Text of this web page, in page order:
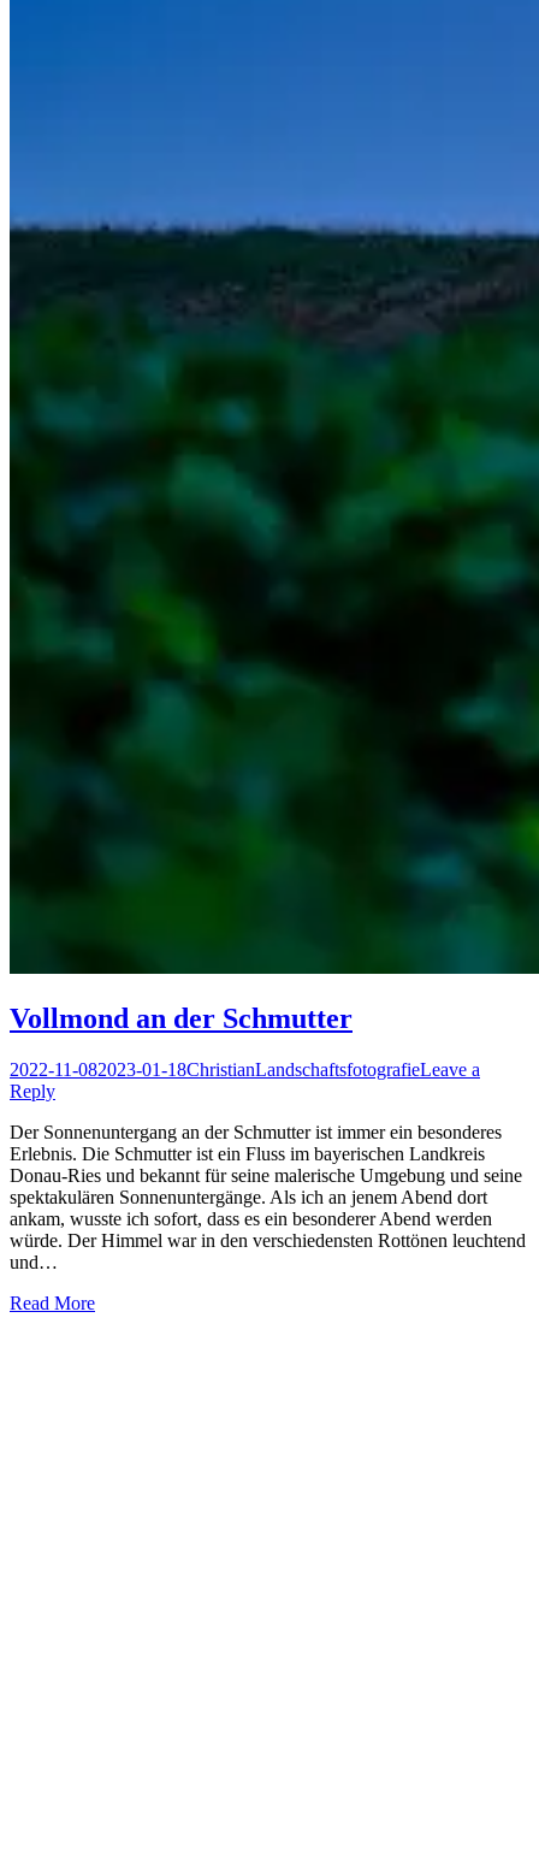
Vollmond an der Schmutter
Posted
on
2022-11-082023-01-18Author
ChristianPosted
LandschaftsfotografieLeave a
Reply
Der Sonnenuntergang an der Schmutter ist immer ein besonderes
Erlebnis. Die Schmutter ist ein Fluss im bayerischen Landkreis
Donau-Ries und bekannt für seine malerische Umgebung und seine
spektakulären Sonnenuntergänge. Als ich an jenem Abend dort
ankam, wusste ich sofort, dass es ein besonderer Abend werden
würde. Der Himmel war in den verschiedensten Rottönen leuchtend
und…
Read More